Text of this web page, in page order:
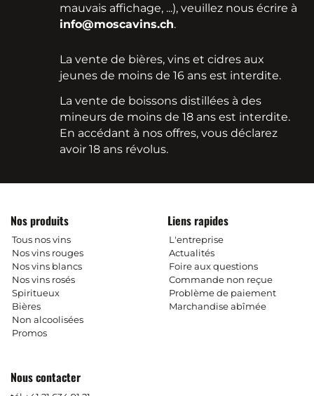
mauvais affichage, ...), veuillez nous écrire à
info@moscavins.ch.
La vente de bières, vins et cidres aux
jeunes de moins de 16 ans est interdite.
La vente de boissons distillées à des
mineurs de moins de 18 ans est interdite.
En accédant à nos offres, vous déclarez
avoir 18 ans révolus.
Nos produits
Tous nos vins
Nos vins rouges
Nos vins blancs
Nos vins rosés
Spiritueux
Bières
Non alcoolisées
Promos
Liens rapides
L'entreprise
Actualités
Foire aux questions
Commande non reçue
Problème de paiement
Marchandise abîmée
Nous contacter